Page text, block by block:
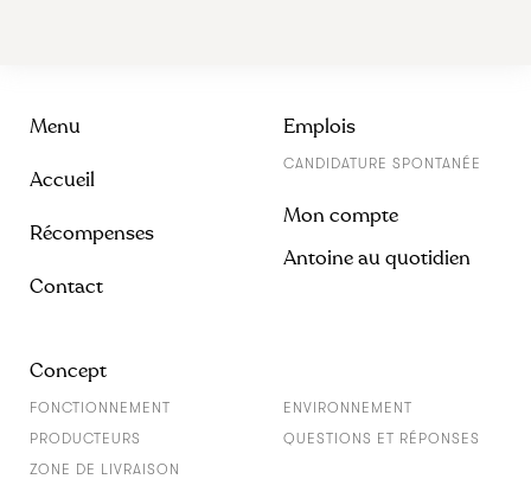
Menu
Accueil
Récompenses
Contact
Emplois
CANDIDATURE SPONTANÉE
Mon compte
Antoine au quotidien
Concept
FONCTIONNEMENT
ENVIRONNEMENT
PRODUCTEURS
QUESTIONS ET RÉPONSES
ZONE DE LIVRAISON